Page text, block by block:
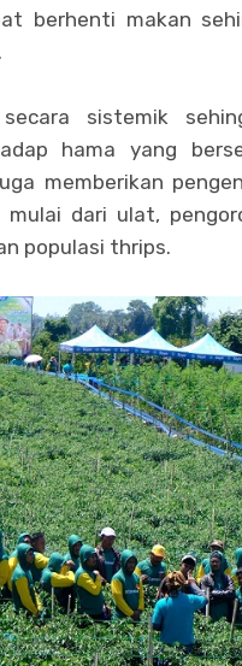
berhenti makan
sistemik
hama yang
memberikan
mulai dari ulat,
populasi thrips.